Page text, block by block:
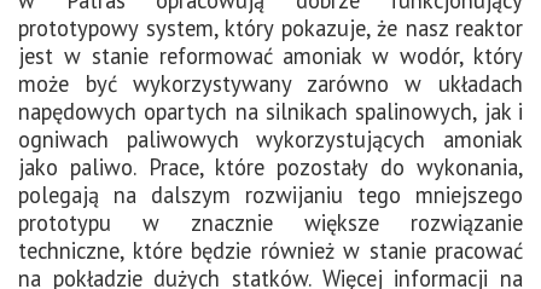
prototypowy system, który pokazuje, że nasz reaktor
jest w stanie reformować amoniak w wodór, który
może być wykorzystywany zarówno w układach
napędowych opartych na silnikach spalinowych, jak i
ogniwach paliwowych wykorzystujących amoniak
jako paliwo. Prace, które pozostały do wykonania,
polegają na dalszym rozwijaniu tego mniejszego
prototypu w znacznie większe rozwiązanie
techniczne, które będzie również w stanie pracować
na pokładzie dużych statków. Więcej informacji na